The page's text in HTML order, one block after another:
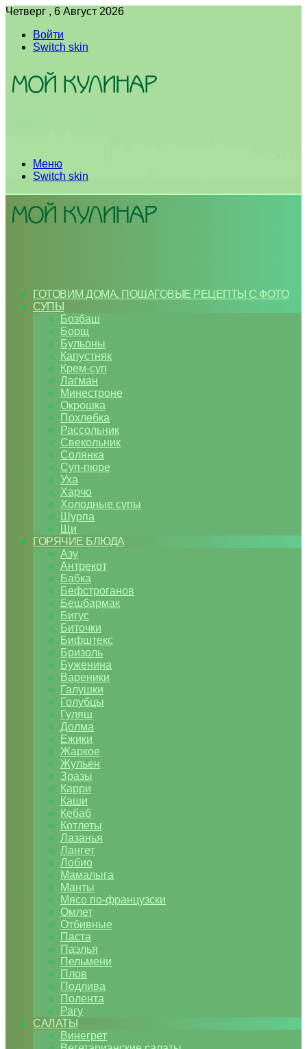
Четверг , 6 Август 2026
Войти
Switch skin
Меню
Switch skin
ГОТОВИМ ДОМА. ПОШАГОВЫЕ РЕЦЕПТЫ С ФОТО
СУПЫ
Бозбаш
Борщ
Бульоны
Капустняк
Крем-суп
Лагман
Минестроне
Окрошка
Похлебка
Рассольник
Свекольник
Солянка
Суп-пюре
Уха
Харчо
Холодные супы
Шурпа
Щи
ГОРЯЧИЕ БЛЮДА
Азу
Антрекот
Бабка
Бефстроганов
Бешбармак
Бигус
Биточки
Бифштекс
Бризоль
Буженина
Вареники
Галушки
Голубцы
Гуляш
Долма
Ежики
Жаркое
Жульен
Зразы
Карри
Каши
Кебаб
Котлеты
Лазанья
Лангет
Лобио
Мамалыга
Манты
Мясо по-французски
Омлет
Отбивные
Паста
Паэлья
Пельмени
Плов
Подлива
Полента
Рагу
САЛАТЫ
Винегрет